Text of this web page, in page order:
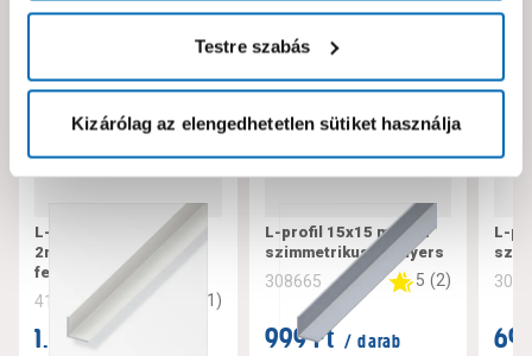
Testre szabás
Kizárólag az elengedhetetlen sütiket használja
L-profil 20x20x1,5 mm
2m szimmetrikus pvc
fehér
412377 1 )
1.399 Ft
L-profil 15x15 mm 1m
szimmetrikus alu nyers
308665 5 (2)
999 Ft / darab
L-